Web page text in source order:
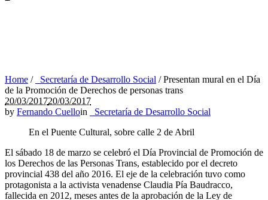
Home / _Secretaría de Desarrollo Social /Presentan mural en el Día
de la Promoción de Derechos de personas trans
20/03/201720/03/2017
by Fernando Cuelloin
_Secretaría de Desarrollo Social
En el Puente Cultural, sobre calle 2 de Abril
El sábado 18 de marzo se celebró el Día Provincial de Promoción de
los Derechos de las Personas Trans, establecido por el decreto
provincial 438 del año 2016. El eje de la celebración tuvo como
protagonista a la activista venadense Claudia Pía Baudracco,
fallecida en 2012, meses antes de la aprobación de la Ley de